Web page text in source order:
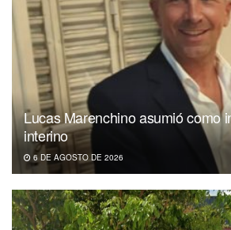
Lucas Marenchino asumió como
interino
6 DE AGOSTO DE 2026